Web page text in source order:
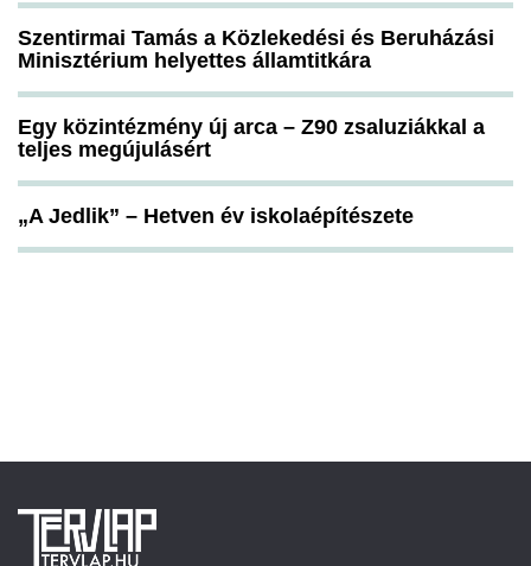
Szentirmai Tamás a Közlekedési és Beruházási
Minisztérium helyettes államtitkára
Egy közintézmény új arca – Z90 zsaluziákkal a
teljes megújulásért
„A Jedlik” – Hetven év iskolaépítészete